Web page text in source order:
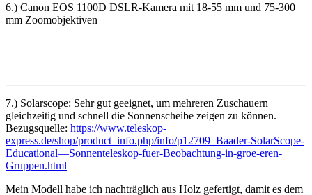
6.) Canon EOS 1100D DSLR-Kamera mit 18-55 mm und 75-300
mm Zoomobjektiven
7.) Solarscope: Sehr gut geeignet, um mehreren Zuschauern
gleichzeitig und schnell die Sonnenscheibe zeigen zu können.
Bezugsquelle: https://www.teleskop-
express.de/shop/product_info.php/info/p12709_Baader-SolarScope-
Educational—Sonnenteleskop-fuer-Beobachtung-in-groe-eren-
Gruppen.html
Mein Modell habe ich nachträglich aus Holz gefertigt, damit es dem